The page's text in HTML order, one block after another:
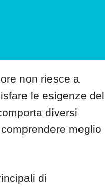
non riesce a
le esigenze del
diversi
meglio
di